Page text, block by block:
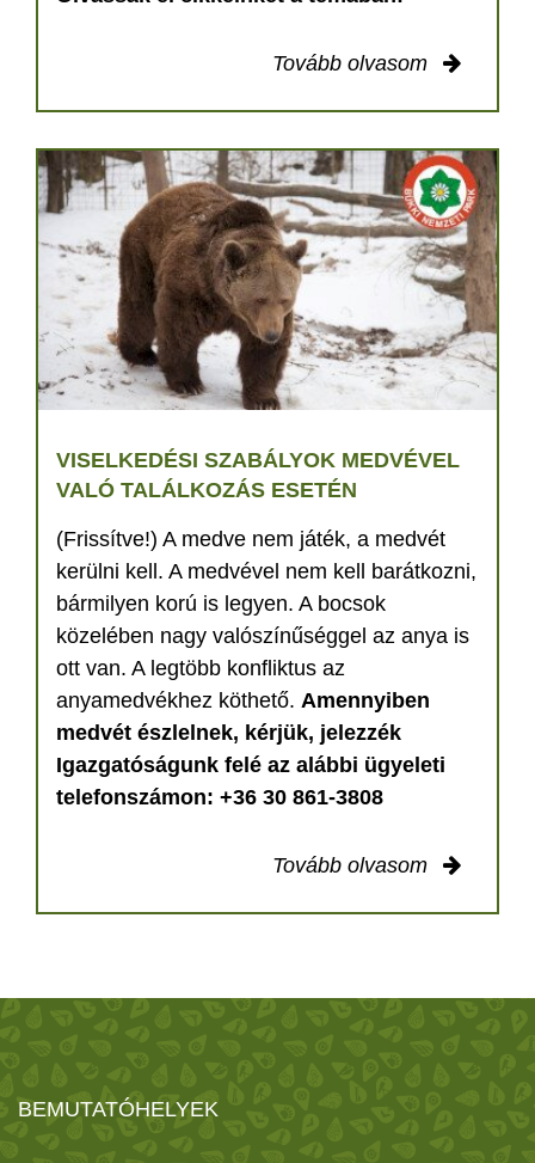
Tovább olvasom
VISELKEDÉSI SZABÁLYOK MEDVÉVEL
VALÓ TALÁLKOZÁS ESETÉN
(Frissítve!) A medve nem játék, a medvét
kerülni kell. A medvével nem kell barátkozni,
bármilyen korú is legyen. A bocsok
közelében nagy valószínűséggel az anya is
ott van. A legtöbb konfliktus az
anyamedvékhez köthető. Amennyiben
medvét észlelnek, kérjük, jelezzék
Igazgatóságunk felé az alábbi ügyeleti
telefonszámon: +36 30 861-3808
Tovább olvasom
BEMUTATÓHELYEK